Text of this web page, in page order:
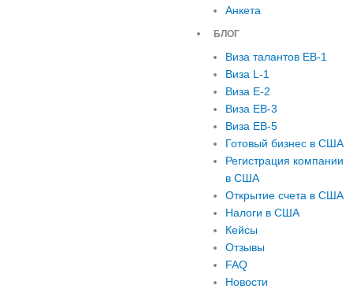
Анкета
БЛОГ
Виза талантов EB-1
Виза L-1
Виза E-2
Виза EB-3
Виза EB-5
Готовый бизнес в США
Регистрация компании
в США
Открытие счета в США
Налоги в США
Кейсы
Отзывы
FAQ
Новости